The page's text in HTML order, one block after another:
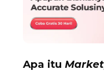
Apa itu